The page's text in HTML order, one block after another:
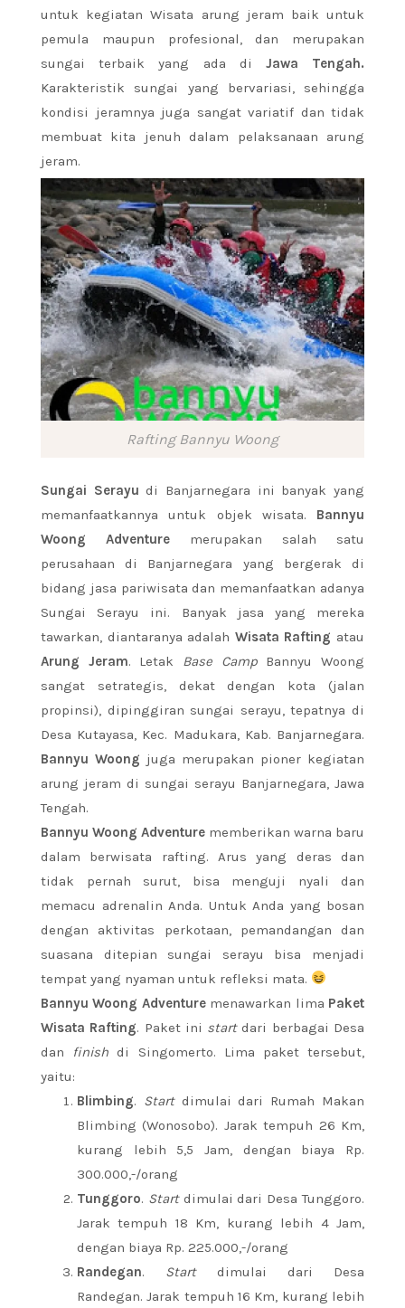
untuk kegiatan Wisata arung jeram baik untuk
pemula maupun profesional, dan merupakan
sungai terbaik yang ada di Jawa Tengah.
Karakteristik sungai yang bervariasi, sehingga
kondisi jeramnya juga sangat variatif dan tidak
membuat kita jenuh dalam pelaksanaan arung
jeram.
Rafting Bannyu Woong
Sungai Serayu di Banjarnegara ini banyak yang
memanfaatkannya untuk objek wisata. Bannyu
Woong Adventure merupakan salah satu
perusahaan di Banjarnegara yang bergerak di
bidang jasa pariwisata dan memanfaatkan adanya
Sungai Serayu ini. Banyak jasa yang mereka
tawarkan, diantaranya adalah Wisata Rafting atau
Arung Jeram. Letak Base CampBannyu Woong
sangat setrategis, dekat dengan kota (jalan
propinsi), dipinggiran sungai serayu, tepatnya di
Desa Kutayasa, Kec. Madukara, Kab. Banjarnegara.
Bannyu Woong juga merupakan pioner kegiatan
arung jeram di sungai serayu Banjarnegara, Jawa
Tengah.
Bannyu Woong Adventure memberikan warna baru
dalam berwisata rafting. Arus yang deras dan
tidak pernah surut, bisa menguji nyali dan
memacu adrenalin Anda. Untuk Anda yang bosan
dengan aktivitas perkotaan, pemandangan dan
suasana ditepian sungai serayu bisa menjadi
tempat yang nyaman untuk refleksi mata.
Bannyu Woong Adventuremenawarkan lima Paket
Wisata Rafting. Paket ini startdari berbagai Desa
dan
finish di Singomerto. Lima paket tersebut,
yaitu:
Blimbing. Startdimulai dari Rumah Makan
Blimbing (Wonosobo). Jarak tempuh 26 Km,
kurang lebih 5,5 Jam, dengan biaya Rp.
300.000,-/orang
Tunggoro. Startdimulai dari Desa Tunggoro.
Jarak tempuh 18 Km, kurang lebih 4 Jam,
dengan biaya Rp. 225.000,-/orang
Randegan. Startdimulai dari Desa
Randegan. Jarak tempuh 16 Km, kurang lebih